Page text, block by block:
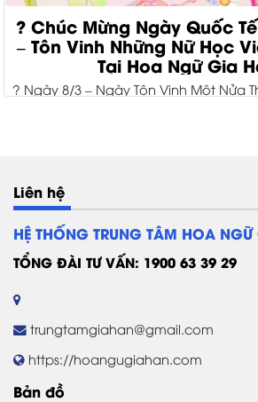
? Chúc Mừng Ngày Quốc
– Tôn Vinh Những Nữ Học
Tại Hoa Ngữ Gia
? Ngày 8/3 – Ngày Tôn Vinh Một Nửa
quoc-te-phu-nu-8-3-hoa-ngu-gia-
Liên hệ
HỆ THỐNG TRUNG TÂM HOA
TỔNG ĐÀI TƯ VẤN: 1900 63 39 29
trungtamgiahan@gmail.com
https://hoangugiahan.com
Bản đồ